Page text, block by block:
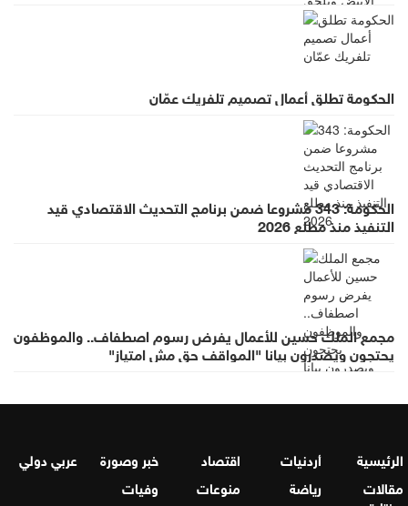
الحكومة تطلق أعمال تصميم تلفريك عمّان
الحكومة: 343 مشروعا ضمن برنامج التحديث الاقتصادي قيد
التنفيذ منذ مطلع 2026
مجمع الملك حسين للأعمال يفرض رسوم اصطفاف.. والموظفون
يحتجون ويصدرون بيانا "المواقف حق مش امتياز"
الرئيسية أردنيات اقتصاد خبر وصورة
عربي دولي
مقالات
رياضة منوعات وفيات